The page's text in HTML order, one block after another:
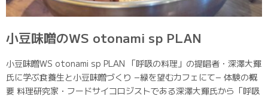
小豆味噌のWS otonami sp PLAN
小豆味噌WS otonami sp PLAN 「呼吸の料理」の提唱者・深澤大輝
氏に学ぶ食養生と小豆味噌づくり −緑を望むカフェにて− 体験の概
要 料理研究家・フードサイコロジストである深澤大輝氏から「呼吸